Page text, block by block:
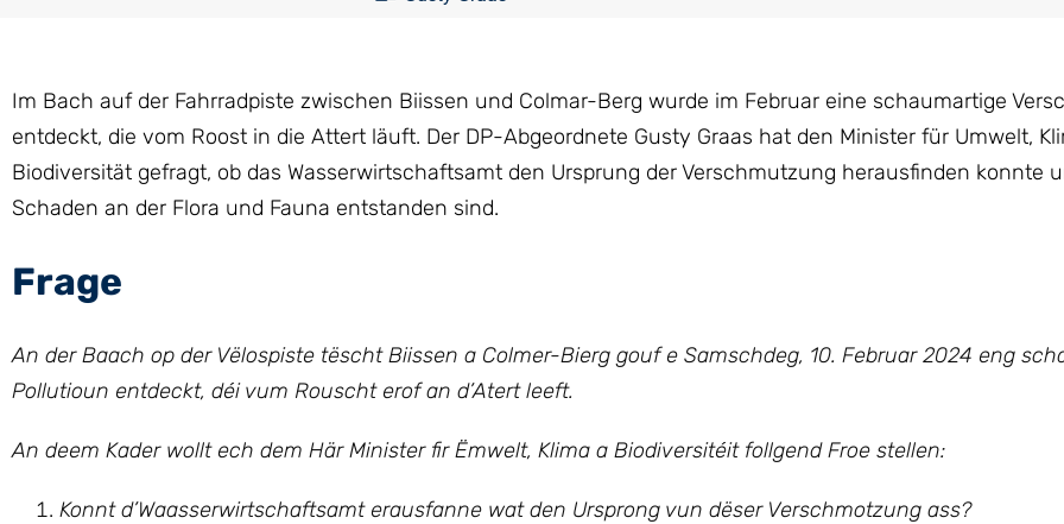
Im Bach auf der Fahrradpiste zwischen Biissen und Colmar-Berg wurde im Februar eine schaumartige
entdeckt, die vom Roost in die Attert läuft. Der DP-Abgeordnete Gusty Graas hat den Minister für Umwelt,
Biodiversität gefragt, ob das Wasserwirtschaftsamt den Ursprung der Verschmutzung herausfinden konnte
Schaden an der Flora und Fauna entstanden sind.
Frage
An der Baach op der Vëlospiste tëscht Biissen a Colmer-Bierg gouf e Samschdeg, 10. Februar 2024 eng
Pollutioun entdeckt, déi vum Rouscht erof an d’Atert leeft.
An deem Kader wollt ech dem Här Minister fir Ëmwelt, Klima a Biodiversitéit follgend Froe stellen:
Konnt d’Waasserwirtschaftsamt erausfanne wat den Ursprong vun dëser Verschmotzung ass?